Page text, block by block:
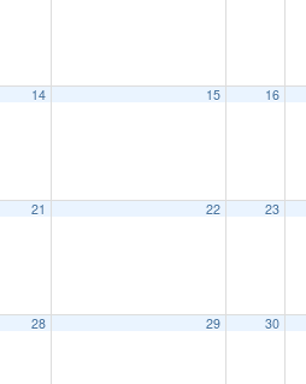
14 15 16
21 22 23
28 29 30